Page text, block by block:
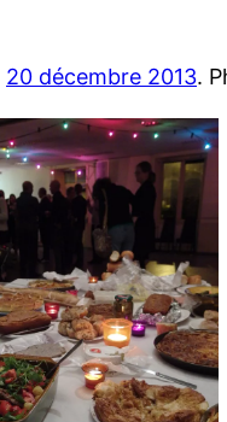
20 décembre 2013.